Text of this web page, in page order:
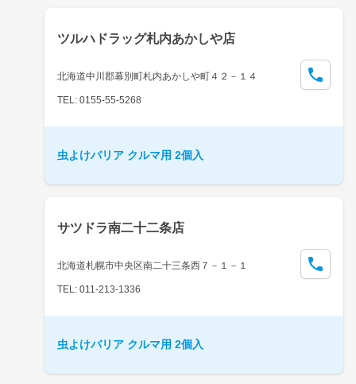
ツルハドラッグ札内あかしや店
北海道中川郡幕別町札内あかしや町４２－１４
TEL: 0155-55-5268
虫よけバリア クルマ用 2個入
サツドラ南二十二条店
北海道札幌市中央区南二十三条西７－１－１
TEL: 011-213-1336
虫よけバリア クルマ用 2個入